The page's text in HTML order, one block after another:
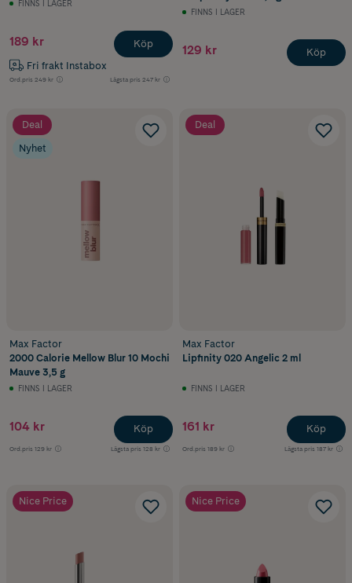
FINNS I LAGER
189 kr
Fri frakt Instabox
Ord.pris 249 kr Lägsta pris 247 kr
Köp
FINNS I LAGER
129 kr Köp
Deal
Nyhet
Max Factor
2000 Calorie Mellow Blur 10 Mochi
Mauve 3,5 g
FINNS I LAGER
104 kr
Ord.pris 129 kr Lägsta pris 128 kr
Köp
Deal
Max Factor
Lipfinity 020 Angelic 2 ml
FINNS I LAGER
161 kr
Ord.pris 189 kr Lägsta pris 187 kr
Köp
Nice Price Nice Price